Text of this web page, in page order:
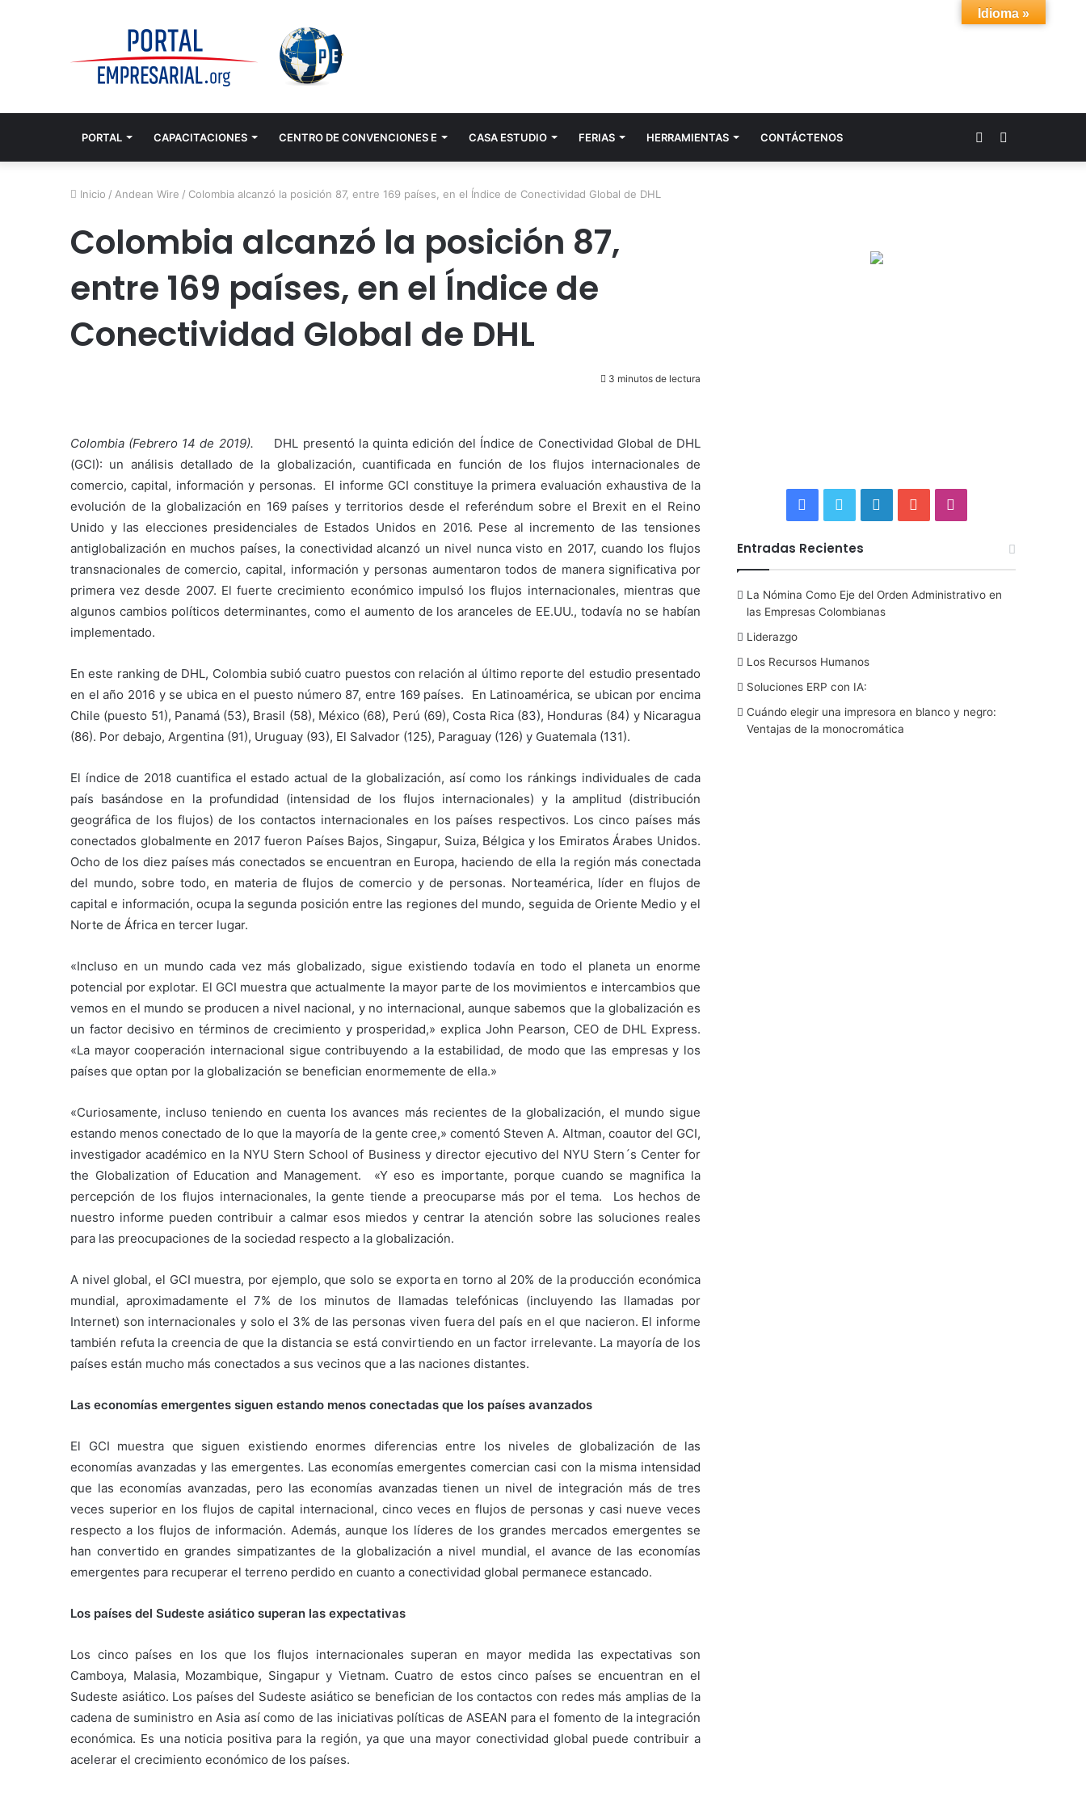
PORTAL CAPACITACIONES CENTRO DE CONVENCIONES E CASA ESTUDIO FERIAS HERRAMIENTAS CONTÁCTENOS Acceso
Inicio / Andean Wire / Colombia alcanzó la posición 87, entre 169 países, en el Índice de Conectividad Global de DHL
Colombia alcanzó la posición 87,
entre 169 países, en el Índice de
Conectividad Global de DHL
3 minutos de lectura
Colombia (Febrero 14 de 2019). DHL presentó la quinta edición del Índice de Conectividad Global de DHL
(GCI): un análisis detallado de la globalización, cuantificada en función de los flujos internacionales de
comercio, capital, información y personas. El informe GCI constituye la primera evaluación exhaustiva de la
evolución de la globalización en 169 países y territorios desde el referéndum sobre el Brexit en el Reino
Unido y las elecciones presidenciales de Estados Unidos en 2016. Pese al incremento de las tensiones
antiglobalización en muchos países, la conectividad alcanzó un nivel nunca visto en 2017, cuando los flujos
transnacionales de comercio, capital, información y personas aumentaron todos de manera significativa por
primera vez desde 2007. El fuerte crecimiento económico impulsó los flujos internacionales, mientras que
algunos cambios políticos determinantes, como el aumento de los aranceles de EE.UU., todavía no se habían
implementado.
En este ranking de DHL, Colombia subió cuatro puestos con relación al último reporte del estudio presentado
en el año 2016 y se ubica en el puesto número 87, entre 169 países. En Latinoamérica, se ubican por encima
Chile (puesto 51), Panamá (53), Brasil (58), México (68), Perú (69), Costa Rica (83), Honduras (84) y Nicaragua
(86). Por debajo, Argentina (91), Uruguay (93), El Salvador (125), Paraguay (126) y Guatemala (131).
El índice de 2018 cuantifica el estado actual de la globalización, así como los ránkings individuales de cada
país basándose en la profundidad (intensidad de los flujos internacionales) y la amplitud (distribución
geográfica de los flujos) de los contactos internacionales en los países respectivos. Los cinco países más
conectados globalmente en 2017 fueron Países Bajos, Singapur, Suiza, Bélgica y los Emiratos Árabes Unidos.
Ocho de los diez países más conectados se encuentran en Europa, haciendo de ella la región más conectada
del mundo, sobre todo, en materia de flujos de comercio y de personas. Norteamérica, líder en flujos de
capital e información, ocupa la segunda posición entre las regiones del mundo, seguida de Oriente Medio y el
Norte de África en tercer lugar.
«Incluso en un mundo cada vez más globalizado, sigue existiendo todavía en todo el planeta un enorme
potencial por explotar. El GCI muestra que actualmente la mayor parte de los movimientos e intercambios que
vemos en el mundo se producen a nivel nacional, y no internacional, aunque sabemos que la globalización es
un factor decisivo en términos de crecimiento y prosperidad,» explica John Pearson, CEO de DHL Express.
«La mayor cooperación internacional sigue contribuyendo a la estabilidad, de modo que las empresas y los
países que optan por la globalización se benefician enormemente de ella.»
«Curiosamente, incluso teniendo en cuenta los avances más recientes de la globalización, el mundo sigue
estando menos conectado de lo que la mayoría de la gente cree,» comentó Steven A. Altman, coautor del GCI,
investigador académico en la NYU Stern School of Business y director ejecutivo del NYU Stern´s Center for
the Globalization of Education and Management. «Y eso es importante, porque cuando se magnifica la
percepción de los flujos internacionales, la gente tiende a preocuparse más por el tema. Los hechos de
nuestro informe pueden contribuir a calmar esos miedos y centrar la atención sobre las soluciones reales
para las preocupaciones de la sociedad respecto a la globalización.
A nivel global, el GCI muestra, por ejemplo, que solo se exporta en torno al 20% de la producción económica
mundial, aproximadamente el 7% de los minutos de llamadas telefónicas (incluyendo las llamadas por
Internet) son internacionales y solo el 3% de las personas viven fuera del país en el que nacieron. El informe
también refuta la creencia de que la distancia se está convirtiendo en un factor irrelevante. La mayoría de los
países están mucho más conectados a sus vecinos que a las naciones distantes.
Las economías emergentes siguen estando menos conectadas que los países avanzados
El GCI muestra que siguen existiendo enormes diferencias entre los niveles de globalización de las
economías avanzadas y las emergentes. Las economías emergentes comercian casi con la misma intensidad
que las economías avanzadas, pero las economías avanzadas tienen un nivel de integración más de tres
veces superior en los flujos de capital internacional, cinco veces en flujos de personas y casi nueve veces
respecto a los flujos de información. Además, aunque los líderes de los grandes mercados emergentes se
han convertido en grandes simpatizantes de la globalización a nivel mundial, el avance de las economías
emergentes para recuperar el terreno perdido en cuanto a conectividad global permanece estancado.
Los países del Sudeste asiático superan las expectativas
Los cinco países en los que los flujos internacionales superan en mayor medida las expectativas son
Camboya, Malasia, Mozambique, Singapur y Vietnam. Cuatro de estos cinco países se encuentran en el
Sudeste asiático. Los países del Sudeste asiático se benefician de los contactos con redes más amplias de la
cadena de suministro en Asia así como de las iniciativas políticas de ASEAN para el fomento de la integración
económica. Es una noticia positiva para la región, ya que una mayor conectividad global puede contribuir a
acelerar el crecimiento económico de los países.
c
e
o
k
i
t
e
n
k
n
u
T
s
t
Entradas Recientes
La Nómina Como Eje del Orden Administrativo en
las Empresas Colombianas
Liderazgo
Los Recursos Humanos
Soluciones ERP con IA:
Cuándo elegir una impresora en blanco y negro:
Ventajas de la monocromática
Idioma »